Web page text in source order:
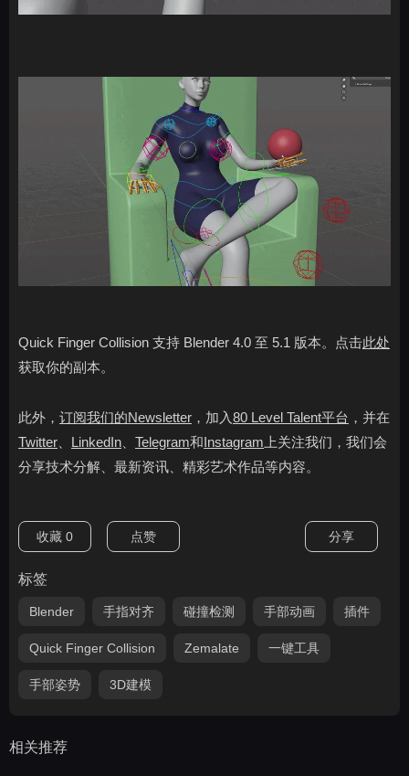
Quick Finger Collision 支持 Blender 4.0 至 5.1 版本。点击此处
获取你的副本。
此外， 订阅我们的Newsletter ，加入80 Level Talent平台 ，并在
Twitter
LinkedIn Telegram和Instagram 上关注我们，我们会
分享技术分解、最新资讯、精彩艺术作品等内容。
收藏 0 点赞 分享
标签
Blender 手指对齐 碰撞检测 手部动画 插件
Quick Finger Collision Zemalate 一键工具
手部姿势 3D建模
相关推荐